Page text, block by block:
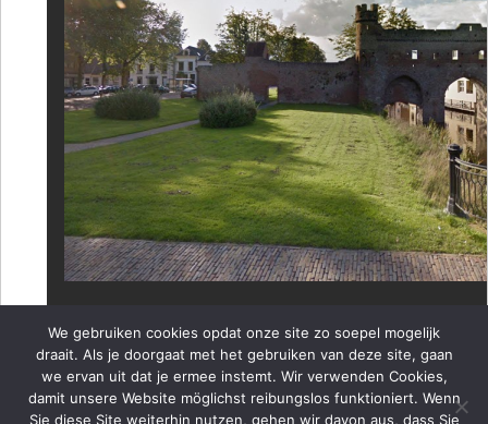
Foto: Google Streetview
Finish inZutphen, Berkelpoort (Rijkenhage 1) .
Nb: Parkeren (+ douchen):Hanzehal, Fanny Blankers-Koenweg 2
We gebruiken cookies opdat onze site zo soepel mogelijk
draait. Als je doorgaat met het gebruiken van deze site, gaan
we ervan uit dat je ermee instemt. Wir verwenden Cookies,
damit unsere Website möglichst reibungslos funktioniert. Wenn
Sie diese Site weiterhin nutzen, gehen wir davon aus, dass Sie